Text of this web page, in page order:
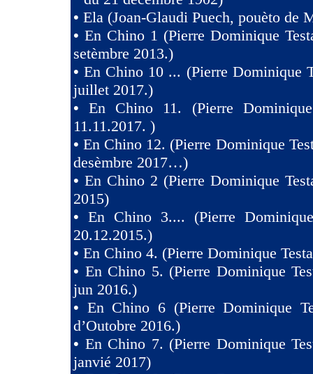
• Ela (Joan-Glaudi Puech, pouèto de
• En Chino 1 (Pierre Dominique
setèmbre 2013.)
•En Chino 10 ... (Pierre Dominique
juillet 2017.)
•En Chino 11. (Pierre
11.11.2017. )
•En Chino 12. (Pierre Dominique
desèmbre 2017…)
• En Chino 2 (Pierre Dominique
2015)
• En Chino 3.... (Pierre
20.12.2015.)
• En Chino 4. (Pierre Dominique
• En Chino 5. (Pierre Dominique
jun 2016.)
• En Chino 6 (Pierre Dominique
d’Outobre 2016.)
• En Chino 7. (Pierre Dominique
janvié 2017)